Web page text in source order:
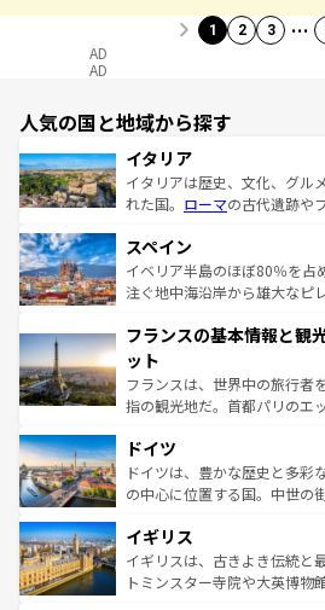
1 2 3 …
AD
AD
人気の国と地域から探す
イタリア
イタリアは歴史、文化、グル
れた国。 ローマの古代遺跡や
ろん、トスカーナの美しい田
景など、自然景観も見逃せな
ピザやパスタなど、絶品のイ
ませてくれるイタリアで、忘
なお、新着のイタリア情報は
しい。
スペイン
イベリア半島のほぼ80％を占
注ぐ地中海沿岸から雄大なピ
文化が根付くこの国では、情
れる闘牛、そして美味しいタ
る。首都マドリードの洗練さ
アートに溢れた街角から、地
せる。地方によって風土や気
性で
ンテンツ一覧を参照してほし
フランスの基本情報と観
ット
フランスは、世界中の旅行者
指の観光地だ。首都パリのエ
で、幅広い魅力が詰まってい
聖堂、美しいビーチ、そして
から魅了する。また、フラン
いる。シャンパンの発祥地で
香り高いラベンダー畑など、
らに、パリ以外の地域にも魅
ドイツ
ドイツは、豊かな歴史と多彩
の中心に位置する国。中世の
顔を持つこの国は、どこを歩
ルリンの文化的活気、バイエ
してライン川沿いのワイン畑
イギリス
イギリスは、古きよき伝統と
トミンスター寺院や大英博物